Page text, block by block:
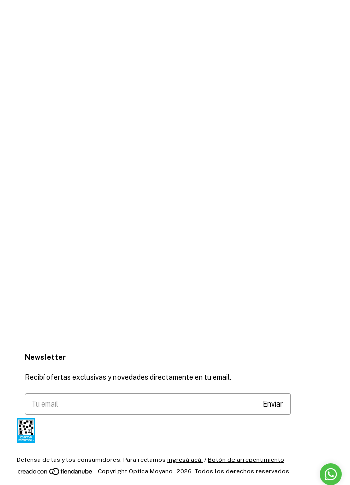
Newsletter
Recibí ofertas exclusivas y novedades directamente en tu email.
Defensa de las y los consumidores. Para reclamos ingresá acá. / Botón de arrepentimiento
Copyright Optica Moyano - 2026. Todos los derechos reservados.